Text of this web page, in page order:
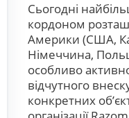
Сьогодні
кордоном
Америки (США,
Німеччина,
особливо
відчутного
конкретних